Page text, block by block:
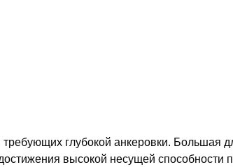
глубокой анкеровки. Большая
высокой несущей способности